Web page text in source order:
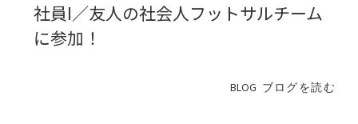
社員I／友人の社会人フットサルチーム
に参加！
BLOG ブログを読む